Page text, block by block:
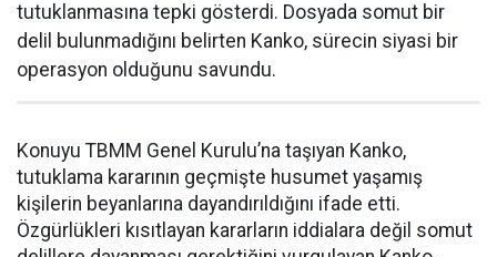
tutuklanmasına tepki gösterdi. Dosyada somut bir
delil bulunmadığını belirten Kanko, sürecin siyasi bir
operasyon olduğunu savundu.
Konuyu TBMM Genel Kurulu’na taşıyan Kanko,
tutuklama kararının geçmişte husumet yaşamış
kişilerin beyanlarına dayandırıldığını ifade etti.
Özgürlükleri kısıtlayan kararların iddialara değil somut